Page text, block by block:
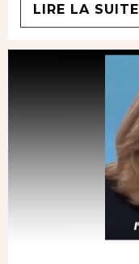
LIRE LA SUITE